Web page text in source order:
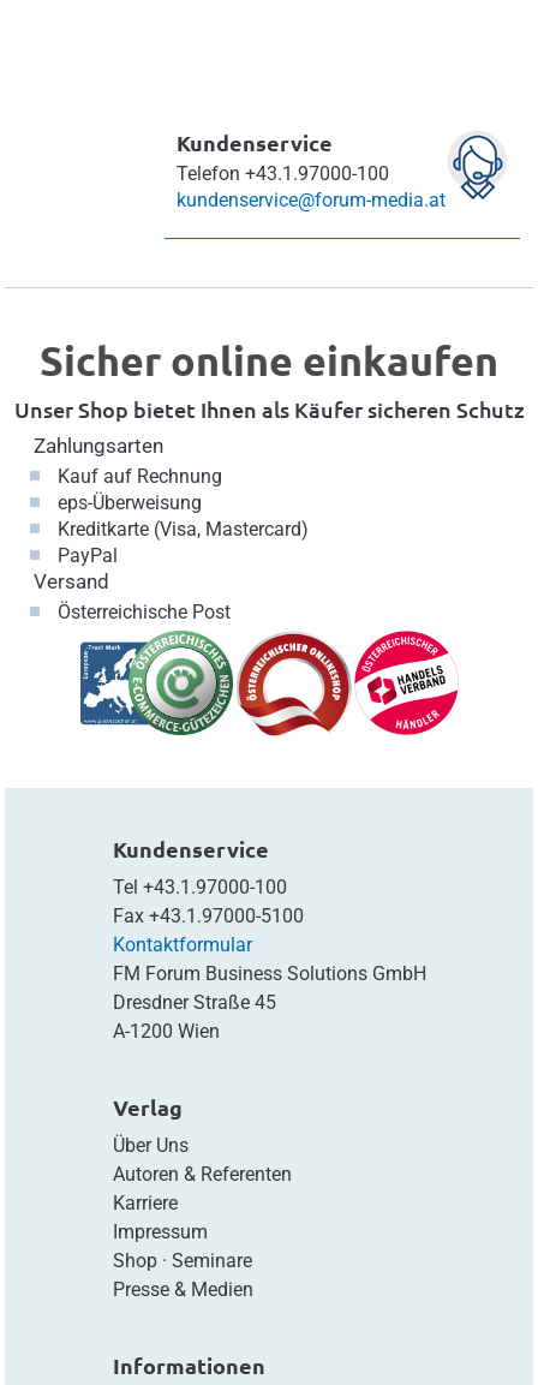
Kundenservice
Telefon +43.1.97000-100
kundenservice@forum-media.at
Sicher online einkaufen
Unser Shop bietet Ihnen als Käufer sicheren Schutz
Zahlungsarten
Kauf auf Rechnung
eps-Überweisung
Kreditkarte (Visa, Mastercard)
PayPal
Versand
Österreichische Post
Kundenservice
Tel +43.1.97000-100
Fax +43.1.97000-5100
Kontaktformular
FM Forum Business Solutions GmbH
Dresdner Straße 45
A-1200 Wien
Verlag
Über Uns
Autoren & Referenten
Karriere
Impressum
Shop· Seminare
Presse & Medien
Informationen